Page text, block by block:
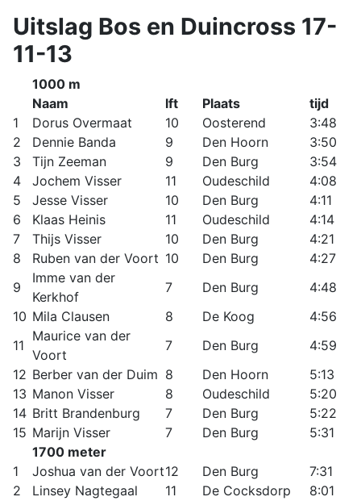
Uitslag Bos en Duincross 17-
11-13
1000 m
Naam
lft Plaats
tijd
1
Dorus Overmaat 10 Oosterend
3:48
2
Dennie Banda 9 Den Hoorn
3:50
3
Tijn Zeeman 9 Den Burg
3:54
4
Jochem Visser 11 Oudeschild
4:08
5
Jesse Visser 10 Den Burg
4:11
6
Klaas Heinis 11 Oudeschild
4:14
7
Thijs Visser 10 Den Burg
4:21
8
Ruben van der Voort 10 Den Burg
4:27
9
Imme van der
Kerkhof
7 Den Burg
4:48
10 Mila Clausen 8 De Koog
4:56
11
Maurice van der
Voort
7 Den Burg
4:59
12 Berber van der Duim 8 Den Hoorn
5:13
13 Manon Visser 8 Oudeschild
5:20
14 Britt Brandenburg 7 Den Burg
5:22
15 Marijn Visser 7 Den Burg
5:31
1700 meter
1
Joshua van der Voort12 Den Burg
7:31
2
Linsey Nagtegaal 11 De Cocksdorp
8:01